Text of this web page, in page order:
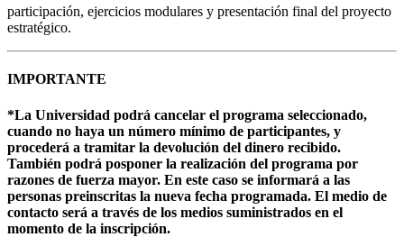
participación, ejercicios modulares y presentación final del proyecto
estratégico.
IMPORTANTE
*La Universidad podrá cancelar el programa seleccionado,
cuando no haya un número mínimo de participantes, y
procederá a tramitar la devolución del dinero recibido.
También podrá posponer la realización del programa por
razones de fuerza mayor. En este caso se informará a las
personas preinscritas la nueva fecha programada. El medio de
contacto será a través de los medios suministrados en el
momento de la inscripción.